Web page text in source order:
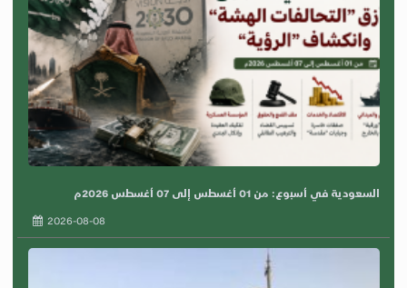
السعودية في أسبوع: من 01 أغسطس إلى 07 أغسطس 2026م
2026-08-08